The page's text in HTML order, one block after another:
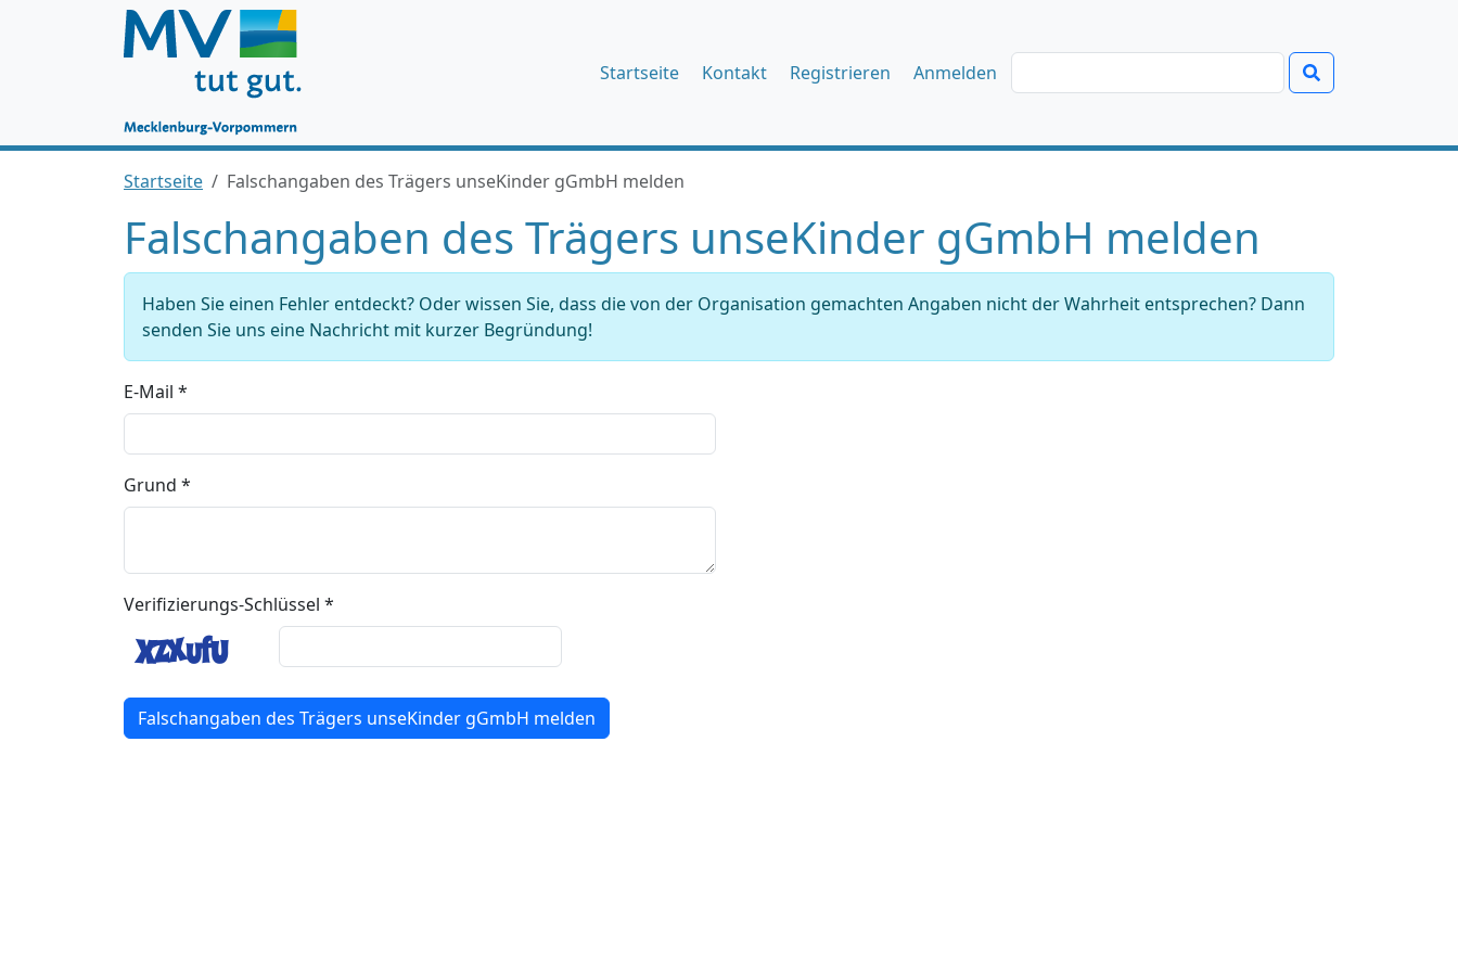
Startseite Kontakt Registrieren Anmelden
Startseite Falschangaben des Trägers unseKinder gGmbH melden
Falschangaben des Trägers unseKinder gGmbH melden
Haben Sie einen Fehler entdeckt? Oder wissen Sie, dass die von der Organisation gemachten Angaben nicht der Wahrheit entsprechen? Dann
senden Sie uns eine Nachricht mit kurzer Begründung!
E-Mail *
Grund *
Verifizierungs-Schlüssel *
Falschangaben des Trägers unseKinder gGmbH melden